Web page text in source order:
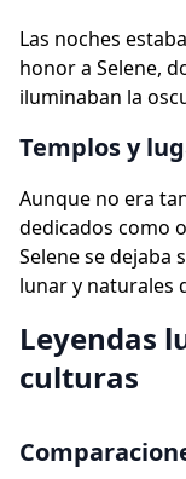
Las noches
honor a Selene,
iluminaban la
Templos y
Aunque no era
dedicados como
Selene se dejaba
lunar y naturales
Leyendas
culturas